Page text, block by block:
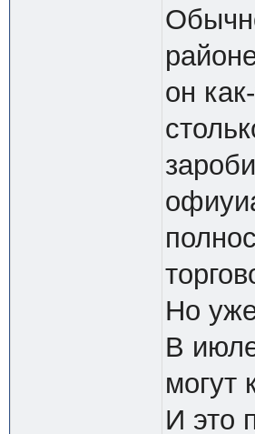
он
Но
В
могут
И это